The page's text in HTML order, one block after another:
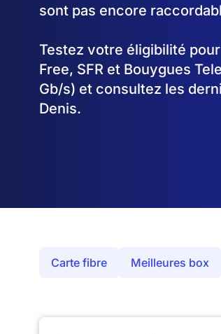
sont pas encore
Testez votre éligibilité
Free, SFR et Bouygues
Gb/s) et consultez les
Denis.
Carte fibre Meilleures box